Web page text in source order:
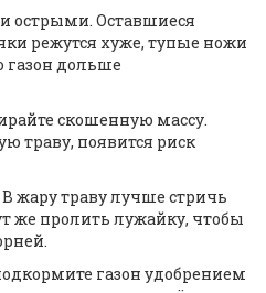
острыми. Оставшиеся
режутся хуже, тупые ножи
газон дольше
скошенную массу.
траву, появится риск
жару траву лучше стричь
же пролить лужайку, чтобы
газон удобрением